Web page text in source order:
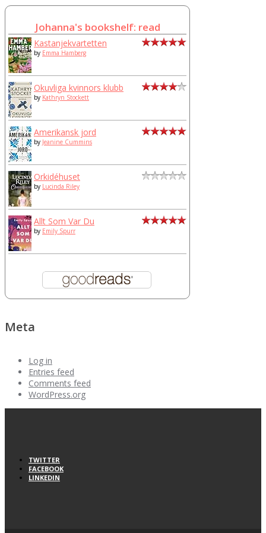
Johanna's bookshelf: read
Kastanjekvartetten
by Emma Hamberg
Okuvliga kvinnors klubb
by Kathryn Stockett
Amerikansk jord
by Jeanine Cummins
Orkidéhuset
by Lucinda Riley
Allt Som Var Du
by Emily Spurr
Meta
Log in
Entries feed
Comments feed
WordPress.org
TWITTER
FACEBOOK
LINKEDIN